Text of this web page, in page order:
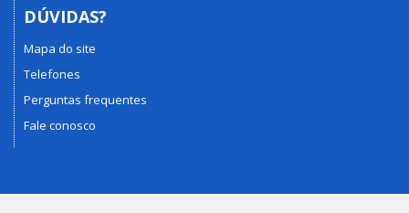
DÚVIDAS?
Mapa do site
Telefones
Perguntas frequentes
Fale conosco